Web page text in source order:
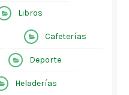
Libros
Cafeterías
Deporte
Heladerías